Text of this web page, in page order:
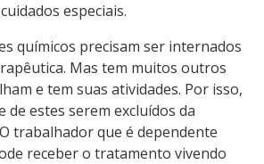
especiais.
químicos precisam ser internados
Mas tem muitos outros
e tem suas atividades. Por isso,
de estes serem excluídos da
trabalhador que é dependente
receber o tratamento vivendo